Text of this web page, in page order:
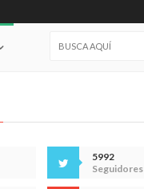
5992
Seguidores